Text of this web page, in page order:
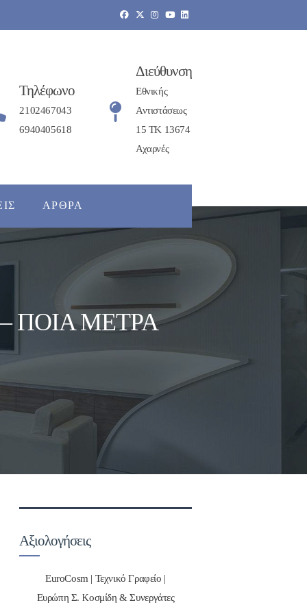
Τηλέφωνο
2102467043
6940405618
Διεύθυνση
Εθνικής
Αντιστάσεως
15 ΤΚ 13674
Αχαρνές
ΆΡΘΡΑ
ΠΟΙΑ ΜΈΤΡΑ
Αξιολογήσεις
EuroCosm | Τεχνικό Γραφείο |
Ευρώπη Σ. Κοσμίδη & Συνεργάτες